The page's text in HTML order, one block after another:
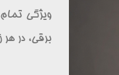
ویژگی
برقی، در هر